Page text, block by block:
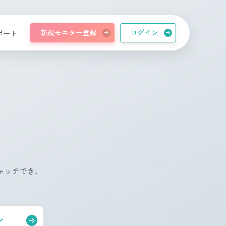
ート 新規モニター登録 ログイン
チでき、